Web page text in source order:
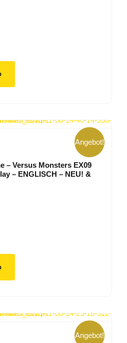
€.
Angebot!
– Versus Monsters EX09
– ENGLISCH – NEU! &
€.
Angebot!